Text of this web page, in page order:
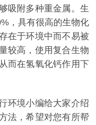
吸附多种重金属。生
，具有很高的生物化
在于环境中而不易被
较高，使用复合生物
而在氢氧化钙作用下
环境小编给大家介绍
法，希望对您有所帮